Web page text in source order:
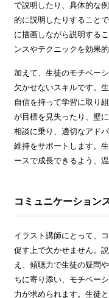
で説明したり、具体的な
的に説明したりすること
に描画しながら説明する
ンスやテクニックを効果
加えて、生徒のモチベー
欠かせないスキルです。
自信を持って学習に取り
が目標を見失ったり、壁
相談に乗り、適切なアド
維持をサポートします。
ースで成長できるよう、
コミュニケーション
イラスト講師にとって、
促す上で欠かせません。
え、傾聴力で生徒の疑問
ちに寄り添い、モチベー
力が求められます。生徒